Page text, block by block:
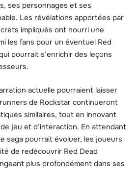
ses personnages et ses
Les révélations apportées par
impliqués ont nourri une
les fans pour un éventuel Red
pourrait s’enrichir des leçons
actuelle pourraient laisser
de Rockstar continueront
similaires, tout en innovant
jeu et d’interaction. En attendant
saga pourrait évoluer, les joueurs
de redécouvrir Red Dead
plus profondément dans ses